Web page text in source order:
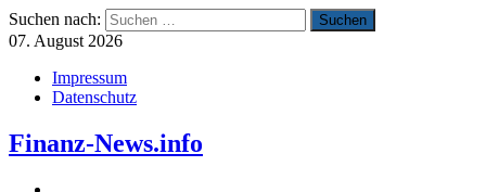
Suchen nach:
07. August 2026
Impressum
Datenschutz
Finanz-News.info